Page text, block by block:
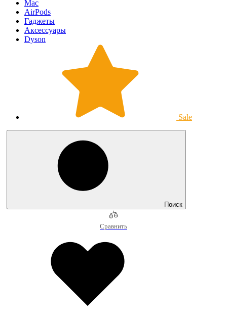
Mac
AirPods
Гаджеты
Аксессуары
Dyson
Sale
Поиск
Сравнить